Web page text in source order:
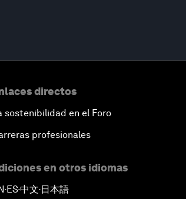
directos
sostenibilidad en el Foro
profesionales
en otros idiomas
▪ES▪中文▪ 日本語